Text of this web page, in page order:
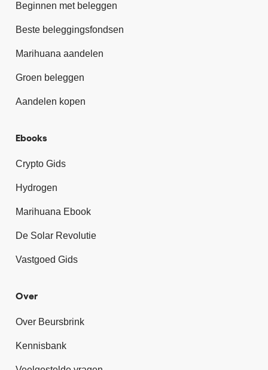
Beginnen met beleggen
Beste beleggingsfondsen
Marihuana aandelen
Groen beleggen
Aandelen kopen
Ebooks
Crypto Gids
Hydrogen
Marihuana Ebook
De Solar Revolutie
Vastgoed Gids
Over
Over Beursbrink
Kennisbank